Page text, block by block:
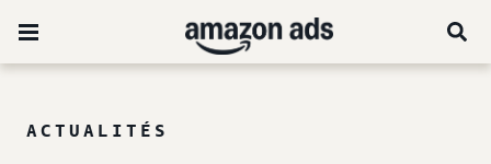
ACTUALITÉS